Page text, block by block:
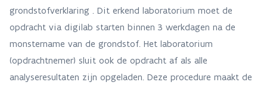
grondstofverklaring . Dit erkend laboratorium moet de
opdracht via digilab starten binnen 3 werkdagen na de
monstername van de grondstof. Het laboratorium
(opdrachtnemer) sluit ook de opdracht af als alle
analyseresultaten zijn opgeladen. Deze procedure maakt de